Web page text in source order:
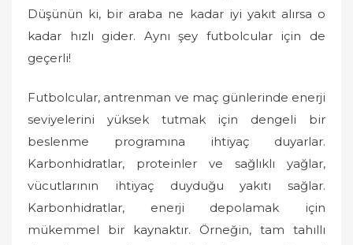
Düşünün ki, bir araba ne kadar iyi yakıt alırsa o
kadar hızlı gider. Aynı şey futbolcular için de
geçerli!
Futbolcular, antrenman ve maç günlerinde enerji
seviyelerini yüksek tutmak için dengeli bir
beslenme programına ihtiyaç duyarlar.
Karbonhidratlar, proteinler ve sağlıklı yağlar,
vücutlarının ihtiyaç duyduğu yakıtı sağlar.
Karbonhidratlar, enerji depolamak için
mükemmel bir kaynaktır. Örneğin, tam tahıllı